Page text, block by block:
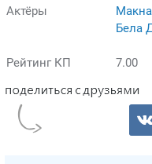
Актёры
Бела
Рейтинг КП 7.00